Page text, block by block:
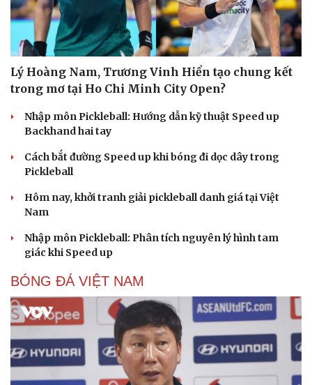
Du lịch
Tư vấn
check-in
Podcast
Câu chuyện thời sự
Cửa sổ tình yêu
Lý Hoàng Nam, Trương Vinh Hiển tạo chung kết
trong mơ tại Ho Chi Minh City Open?
Nhập môn Pickleball: Hướng dẫn kỹ thuật Speed up
Backhand hai tay
Cách bắt đường Speed up khi bóng đi dọc dây trong
Pickleball
Hôm nay, khởi tranh giải pickleball danh giá tại Việt
Nam
Nhập môn Pickleball: Phân tích nguyên lý hình tam
giác khi Speed up
BÓNG ĐÁ VIỆT NAM